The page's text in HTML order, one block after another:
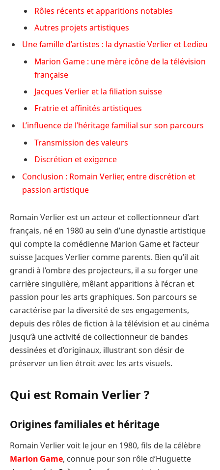
Rôles récents et apparitions notables
Autres projets artistiques
Une famille d’artistes : la dynastie Verlier et Ledieu
Marion Game : une mère icône de la télévision
française
Jacques Verlier et la filiation suisse
Fratrie et affinités artistiques
L’influence de l’héritage familial sur son parcours
Transmission des valeurs
Discrétion et exigence
Conclusion : Romain Verlier, entre discrétion et
passion artistique
Romain Verlier est un acteur et collectionneur d’art
français, né en 1980 au sein d’une dynastie artistique
qui compte la comédienne Marion Game et l’acteur
suisse Jacques Verlier comme parents. Bien qu’il ait
grandi à l’ombre des projecteurs, il a su forger une
carrière singulière, mêlant apparitions à l’écran et
passion pour les arts graphiques. Son parcours se
caractérise par la diversité de ses engagements,
depuis des rôles de fiction à la télévision et au cinéma
jusqu’à une activité de collectionneur de bandes
dessinées et d’originaux, illustrant son désir de
préserver un lien étroit avec les arts visuels.
Qui est Romain Verlier ?
Origines familiales et héritage
Romain Verlier voit le jour en 1980, fils de la célèbre
Marion Game, connue pour son rôle d’Huguette